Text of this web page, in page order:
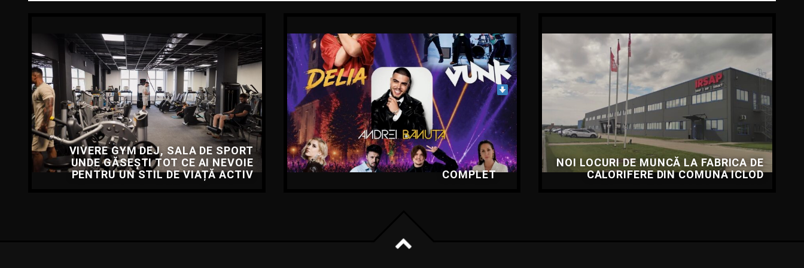
VIVERE GYM DEJ, SALA DE SPORT
UNDE GĂSEȘTI TOT CE AI NEVOIE
PENTRU UN STIL DE VIAȚĂ ACTIV
COMPLET
NOI LOCURI DE MUNCĂ LA FABRICA DE
CALORIFERE DIN COMUNA ICLOD